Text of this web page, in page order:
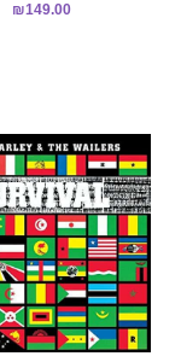
₪149.00